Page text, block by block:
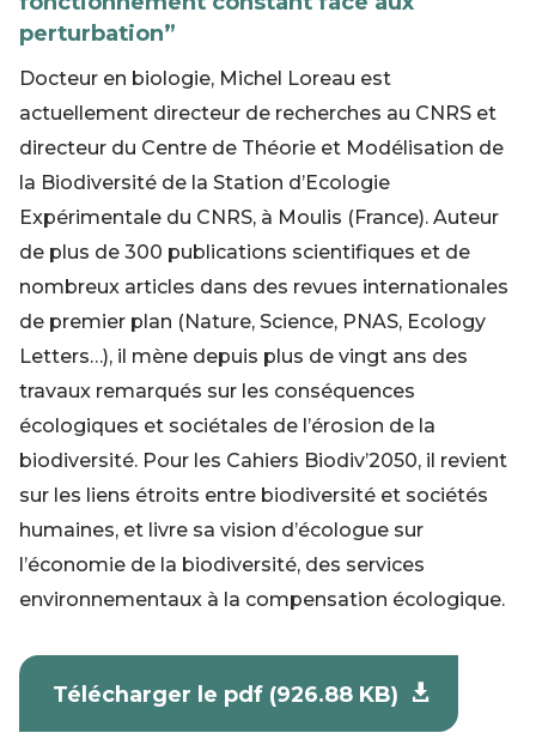
perturbation”
Docteur en biologie, Michel Loreau est
actuellement directeur de recherches au CNRS et
directeur du Centre de Théorie et Modélisation de
la Biodiversité de la Station d’Ecologie
Expérimentale du CNRS, à Moulis (France). Auteur
de plus de 300 publications scientifiques et de
nombreux articles dans des revues internationales
de premier plan (Nature, Science, PNAS, Ecology
Letters…), il mène depuis plus de vingt ans des
travaux remarqués sur les conséquences
écologiques et sociétales de l’érosion de la
biodiversité. Pour les Cahiers Biodiv’2050, il revient
sur les liens étroits entre biodiversité et sociétés
humaines, et livre sa vision d’écologue sur
l’économie de la biodiversité, des services
environnementaux à la compensation écologique.
Télécharger le pdf (926.88 KB)